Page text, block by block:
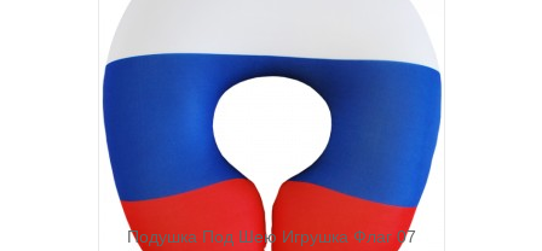
Подушка Под Шею Игрушка Флаг 07